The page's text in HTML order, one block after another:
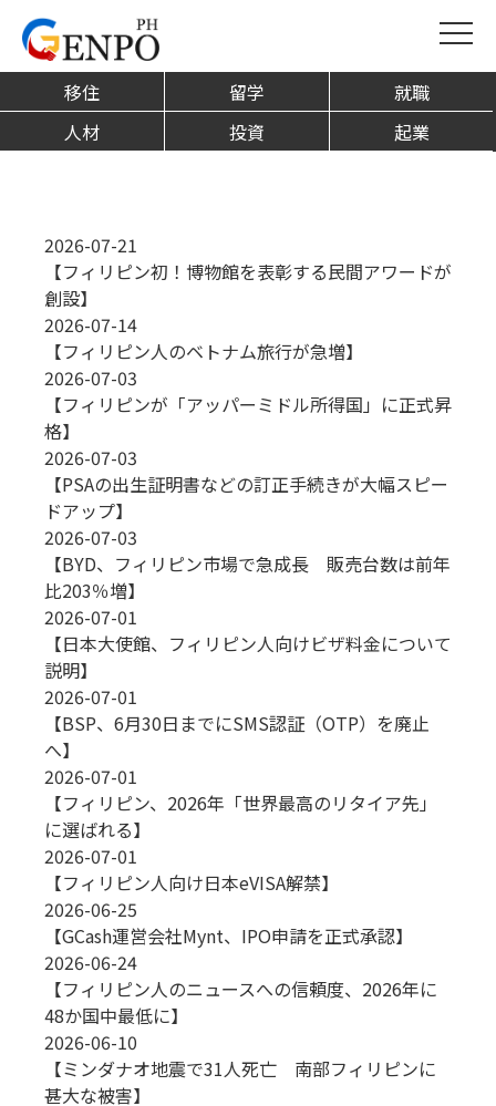
移住 留学
就職
人材
投資 起業
海外生活
2026-07-21
【フィリピン初！博物館を表彰する民間アワードが
創設】
2026-07-14
【フィリピン人のベトナム旅行が急増】
2026-07-03
【フィリピンが「アッパーミドル所得国」に正式昇
格】
2026-07-03
【PSAの出生証明書などの訂正手続きが大幅スピー
ドアップ】
2026-07-03
【BYD、フィリピン市場で急成長 販売台数は前年
比203％増】
2026-07-01
【日本大使館、フィリピン人向けビザ料金について
説明】
2026-07-01
【BSP、6月30日までにSMS認証（OTP）を廃止
へ】
2026-07-01
【フィリピン、2026年「世界最高のリタイア先」
に選ばれる】
2026-07-01
【フィリピン人向け日本eVISA解禁】
2026-06-25
【GCash運営会社Mynt、IPO申請を正式承認】
2026-06-24
【フィリピン人のニュースへの信頼度、2026年に
48か国中最低に】
2026-06-10
【ミンダナオ地震で31人死亡 南部フィリピンに
甚大な被害】